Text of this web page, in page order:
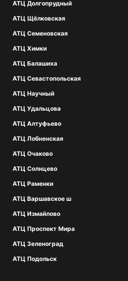
АТЦ Долгопрудный
АТЦ Щёлковская
АТЦ Семеновская
АТЦ Химки
АТЦ Балашиха
АТЦ Севастопольская
АТЦ Научный
АТЦ Удальцова
АТЦ Алтуфьево
АТЦ Лобненская
АТЦ Очаково
АТЦ Солнцево
АТЦ Раменки
АТЦ Варшавское ш
АТЦ Измайлово
АТЦ Проспект Мира
АТЦ Зеленоград
АТЦ Подольск